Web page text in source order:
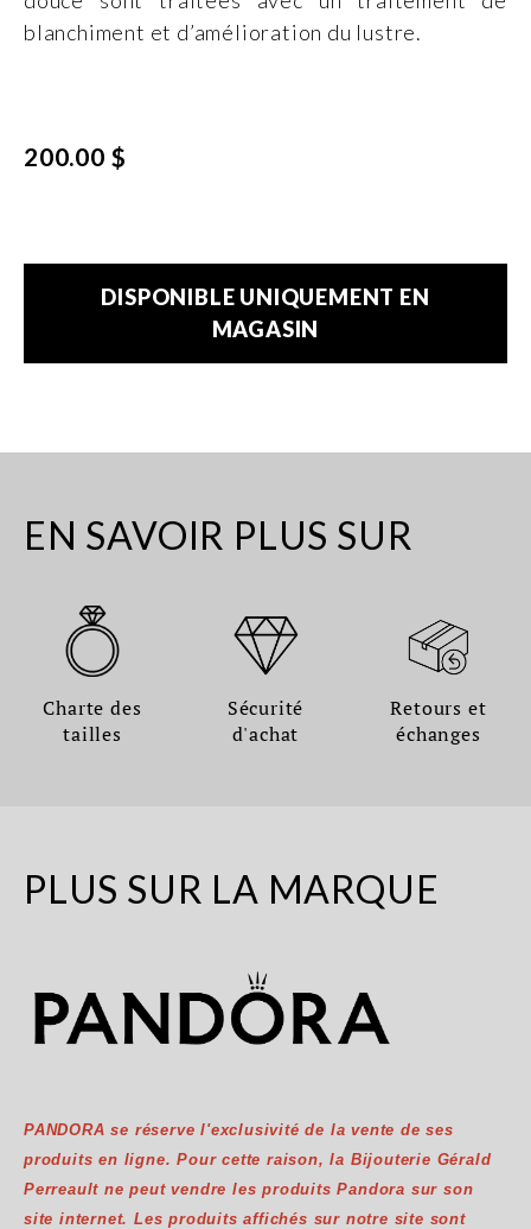
blanchiment et d’amélioration du lustre.
200.00 $
DISPONIBLE UNIQUEMENT EN
MAGASIN
EN SAVOIR PLUS SUR
Charte des
tailles
Sécurité
d'achat
Retours et
échanges
PLUS SUR LA MARQUE
PANDORA se réserve l'exclusivité de la vente de ses
produits en ligne. Pour cette raison, la Bijouterie Gérald
Perreault ne peut vendre les produits Pandora sur son
site internet. Les produits affichés sur notre site sont